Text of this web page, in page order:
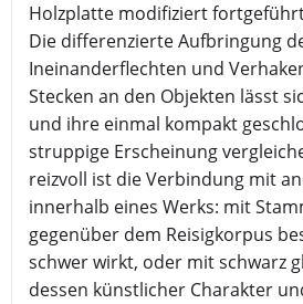
Holzplatte modifiziert
Die differenzierte Aufbringung
Ineinanderflechten und
Stecken an den Objekten lässt
und ihre einmal kompakt
struppige Erscheinung
reizvoll ist die Verbindung mit
innerhalb eines Werks: mit
gegenüber dem Reisigkorpus
schwer wirkt, oder mit schwarz
dessen künstlicher Charakter